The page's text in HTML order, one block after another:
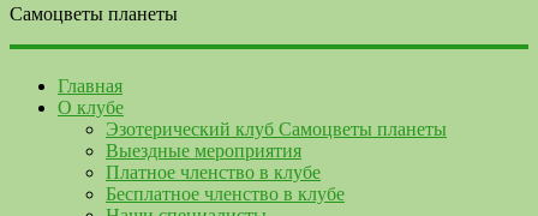
Самоцветы планеты
Главная
О клубе
Эзотерический клуб Самоцветы планеты
Выездные мероприятия
Платное членство в клубе
Бесплатное членство в клубе